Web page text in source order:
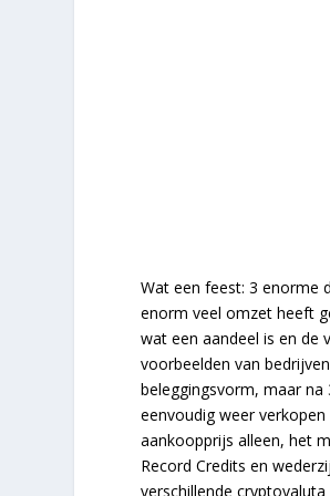
Wat een feest: 3 enorme
enorm veel omzet heeft
wat een aandeel is en de
voorbeelden van
beleggingsvorm, maar na
eenvoudig weer
aankoopprijs alleen, het
Record Credits en
verschillende